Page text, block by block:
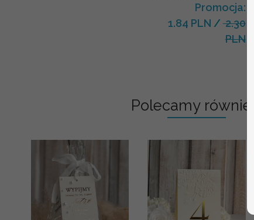
Promocja:
1.84 PLN /2.30
PLN
Polecamy również: